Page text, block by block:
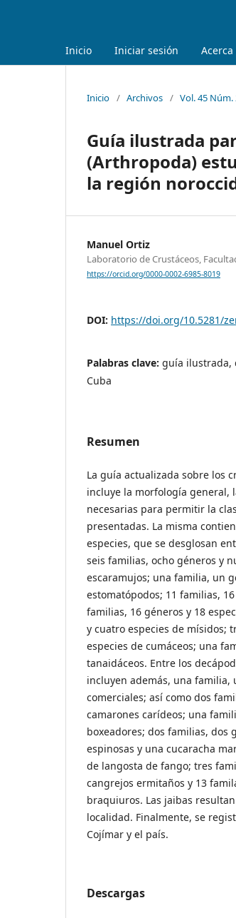
Inicio Iniciar sesión Acerca
Inicio / Archivos / Vol. 45 Núm.
Guía ilustrada
(Arthropoda)
la región
Manuel Ortiz
Laboratorio de Crustáceos,
https://orcid.org/0000-0002-6985-8019
DOI: https://doi.org/10.5281/
Palabras clave: guía ilustrada,
Cuba
Resumen
La guía actualizada sobre los
incluye la morfología general,
necesarias para permitir la
presentadas. La misma
especies, que se desglosan
seis familias, ocho géneros y
escaramujos; una familia, un
estomatópodos; 11 familias,
familias, 16 géneros y 18
y cuatro especies de mísidos;
especies de cumáceos; una
tanaidáceos. Entre los
incluyen además, una familia,
comerciales; así como dos
camarones carídeos; una
boxeadores; dos familias, dos
espinosas y una cucaracha
de langosta de fango; tres
cangrejos ermitaños y 13
braquiuros. Las jaibas
localidad. Finalmente, se
Cojímar y el país.
Descargas